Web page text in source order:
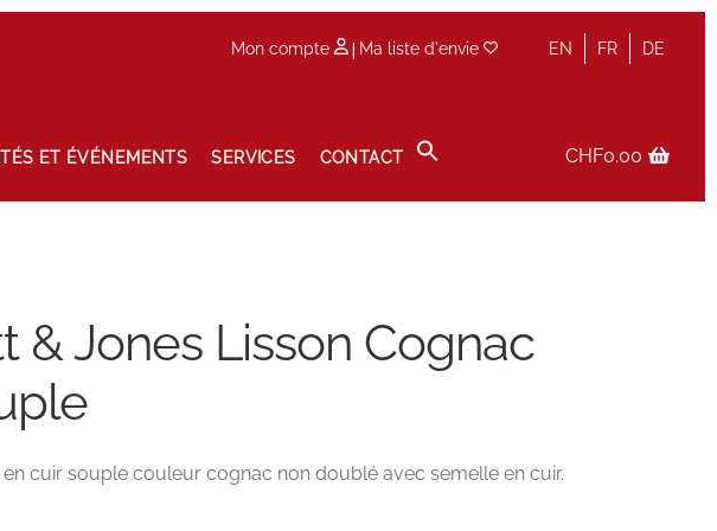
EN FR DE
Mon compte | Ma liste d'envie
ET ÉVÉNEMENTS SERVICES CONTACT CHF0.00
& Jones Lisson Cognac
en cuir souple couleur cognac non doublé avec semelle en cuir.